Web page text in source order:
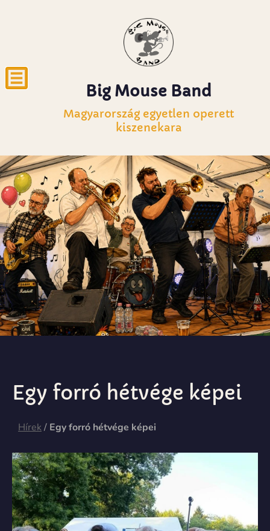
Big Mouse Band
Magyarország egyetlen operett
kiszenekara
Egy forró hétvége képei
Hírek/ Egy forró hétvége képei